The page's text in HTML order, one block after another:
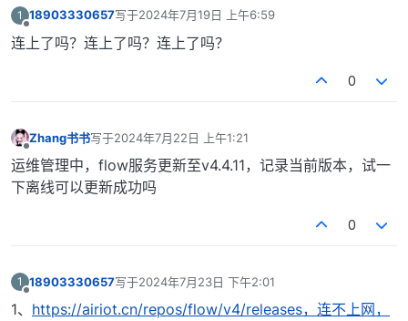
1 18903330657写于2024年7月19日 上午6:59
最后由 编辑
连上了吗？连上了吗？连上了吗？
0
Zhang书书写于2024年7月22日 上午1:21
最后由 编辑
运维管理中，flow服务更新至v4.4.11，记录当前版本，试一
下离线可以更新成功吗
0
1 18903330657写于2024年7月23日 下午2:01
最后由 编辑
1、 https://airiot.cn/repos/flow/v4/releases，连不上网，